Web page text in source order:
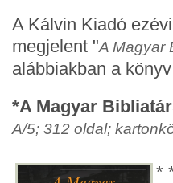
A Kálvin Kiadó
megjelent "A Magyar
alábbiakban a
*A Magyar
A/5; 312 oldal;
*